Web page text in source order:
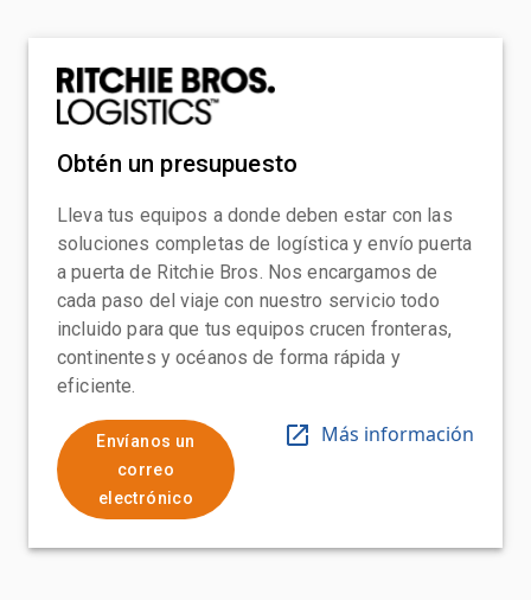
Obtén un presupuesto
Lleva tus equipos a donde deben estar con las
soluciones completas de logística y envío puerta
a puerta de Ritchie Bros. Nos encargamos de
cada paso del viaje con nuestro servicio todo
incluido para que tus equipos crucen fronteras,
continentes y océanos de forma rápida y
eficiente.
Envíanos un
correo
electrónico
Más información